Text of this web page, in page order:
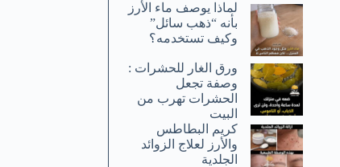
لماذا يوصف ماء الأرز
بأنه “ذهب سائل”
وكيف تستخدمه؟
ورق الغار للحشرات :
وصفة تجعل
الحشرات تهرب من
البيت
كريم البطاطس
والأرز لعلاج الزوائد
الجلدية